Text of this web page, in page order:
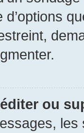
d’options
ou